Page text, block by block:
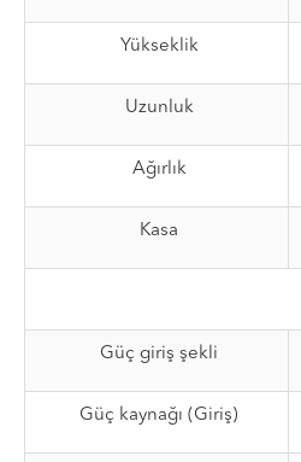
Yükseklik
Uzunluk
Ağırlık
Kasa
Güç giriş şekli
Güç kaynağı (Giriş)